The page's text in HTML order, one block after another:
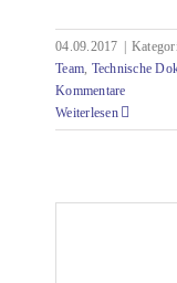
04.09.2017
Team, Technische
Kommentare
Weiterlesen